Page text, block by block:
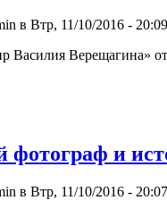
в Втр, 11/10/2016 - 20:09
Василия Верещагина»
фотограф и
в Втр, 11/10/2016 - 20:07